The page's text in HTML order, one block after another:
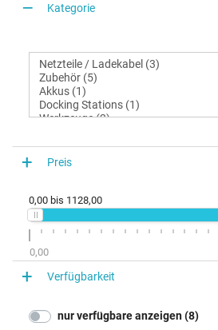
Kategorie
Preis
0,00 bis 1128,00
0,00
Verfügbarkeit
nur verfügbare anzeigen (8)